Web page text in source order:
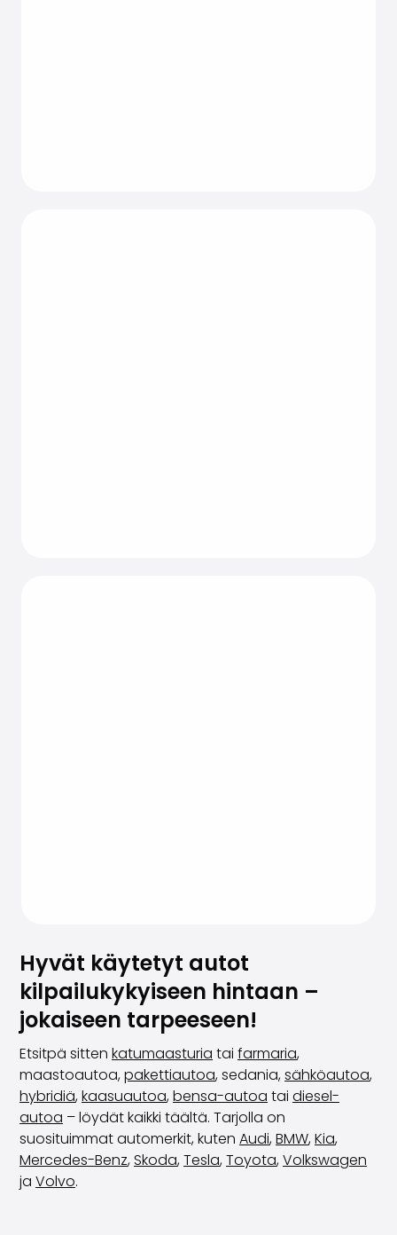
Hyvät käytetyt autot
kilpailukykyiseen hintaan –
jokaiseen tarpeeseen!
Etsitpä sitten katumaasturia tai farmaria,
maastoautoa,pakettiautoa, sedania,sähköautoa,
hybridiä,kaasuautoa,bensa-autoa tai diesel-
autoa – löydät kaikki täältä. Tarjolla on
suosituimmat automerkit, kuten Audi,BMW,Kia,
Mercedes-Benz,Skoda,Tesla,Toyota,Volkswagen
ja Volvo.